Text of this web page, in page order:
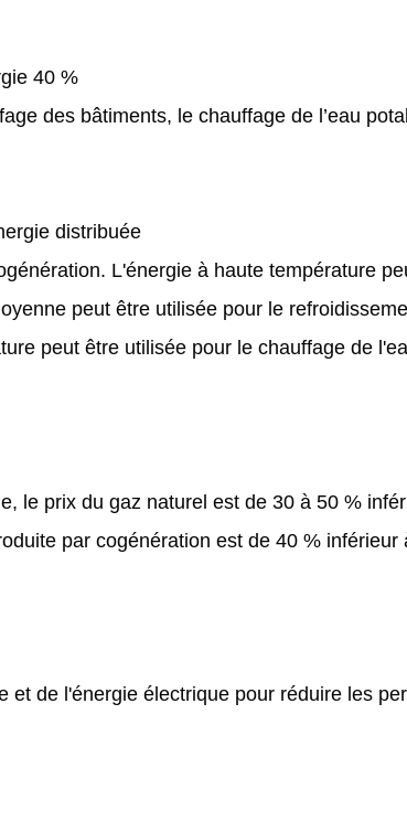
40 %
des bâtiments, le chauffage de l’eau
distribuée
L'énergie à haute température
peut être utilisée pour le
peut être utilisée pour le chauffage de
le prix du gaz naturel est de 30 à 50 %
par cogénération est de 40 % inférieur
de l'énergie électrique pour réduire les